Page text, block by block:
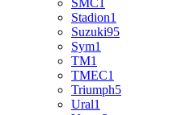
SMC
Stadion1
Suzuki95
Sym1
TM1
TMEC1
Triumph5
Ural1